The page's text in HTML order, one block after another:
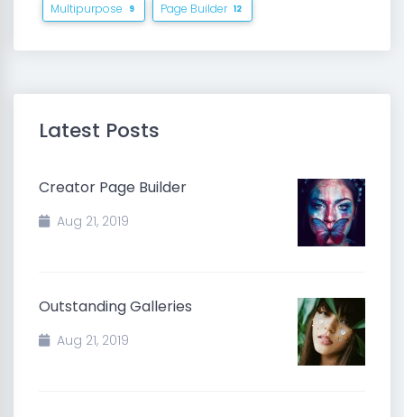
Multipurpose 9 Page Builder 12
Latest Posts
Creator Page Builder
Aug 21, 2019
Outstanding Galleries
Aug 21, 2019